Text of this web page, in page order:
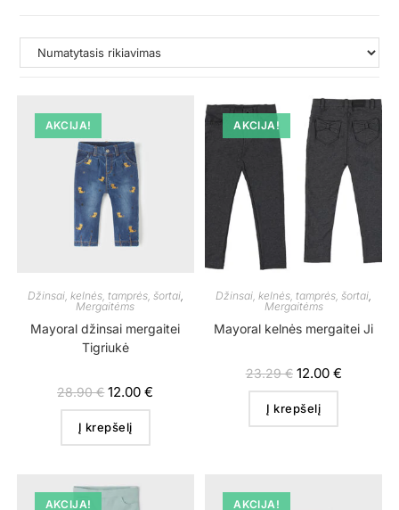
AKCIJA!
Džinsai, kelnės, tamprės, šortai,
Mergaitėms
Mayoral džinsai mergaitei
Tigriukė
28.90€ 12.00€
Į krepšelį
AKCIJA!
Džinsai, kelnės, tamprės, šortai
Mergaitėms
Mayoral kelnės mergaitei Ji
23.29€ 12.00 €
Į krepšelį
AKCIJA! AKCIJA!